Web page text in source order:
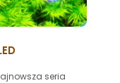
seria